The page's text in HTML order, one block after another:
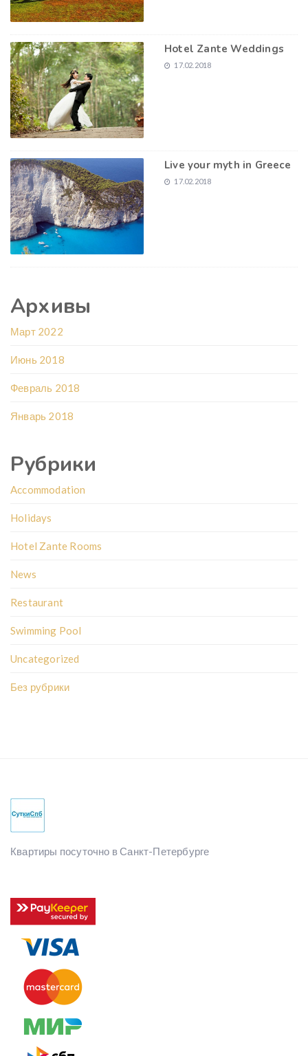
Hotel Zante Weddings
17.02.2018
Live your myth in Greece
17.02.2018
Архивы
Март 2022
Июнь 2018
Февраль 2018
Январь 2018
Рубрики
Accommodation
Holidays
Hotel Zante Rooms
News
Restaurant
Swimming Pool
Uncategorized
Без рубрики
Квартиры посуточно в Санкт-Петербурге